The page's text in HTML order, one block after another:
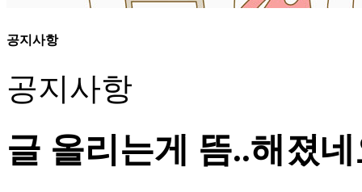
공지사항
공지사항
글 올리는게 뜸..해졌